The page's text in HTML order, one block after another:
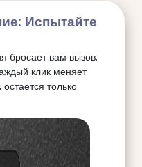
Испытайте
бросает вам вызов.
клик меняет
только